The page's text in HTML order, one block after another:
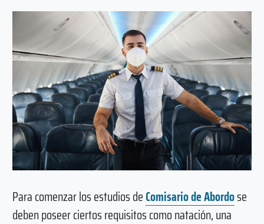
Para comenzar los estudios deComisario de Abordose
deben poseer ciertos requisitos como natación, una